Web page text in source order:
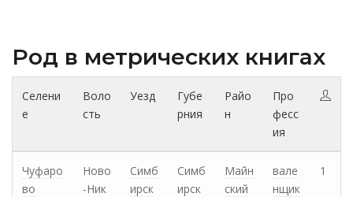
Род в метрических книгах
Селени
е
Воло
сть
Уезд
Губе
рния
Райо
н
Про
фесс
ия
Чуфаро
во
Ново
-Ник
Симб
ирск
Симб
ирск
Майн
ский
вале
нщик
1